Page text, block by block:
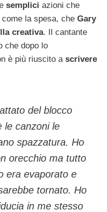
semplici azioni che
come la spesa, che Gary
creativa. Il cantante
che dopo lo
è più riuscito a scrivere
del blocco
le canzoni le
spazzatura. Ho
orecchio ma tutto
era evaporato e
tornato. Ho
in me stesso